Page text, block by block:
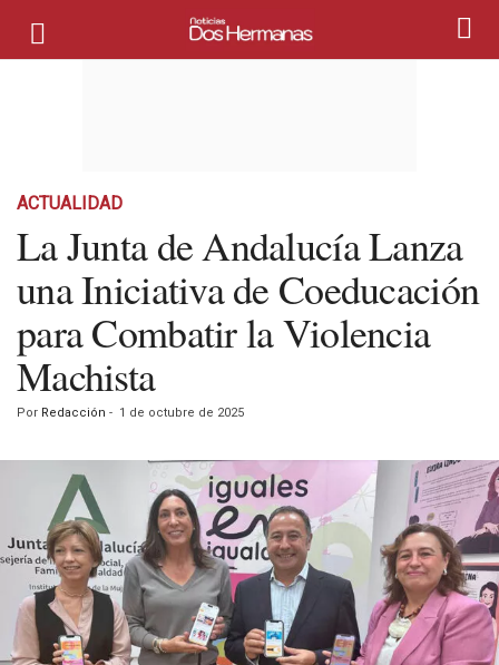
ACTUALIDAD
La Junta de Andalucía Lanza
una Iniciativa de Coeducación
para Combatir la Violencia
Machista
Por Redacción - 1 de octubre de 2025